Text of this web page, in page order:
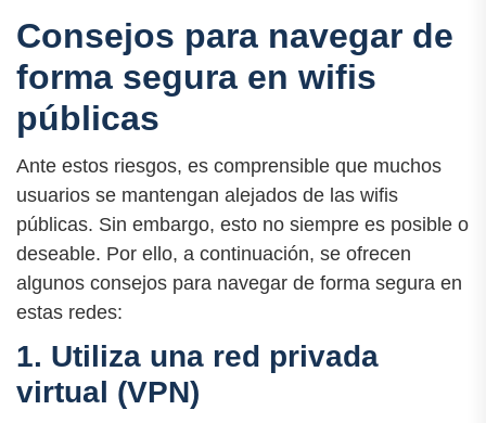
Consejos para navegar de
forma segura en wifis
públicas
Ante estos riesgos, es comprensible que muchos
usuarios se mantengan alejados de las wifis
públicas. Sin embargo, esto no siempre es posible o
deseable. Por ello, a continuación, se ofrecen
algunos consejos para navegar de forma segura en
estas redes:
1. Utiliza una red privada
virtual (VPN)